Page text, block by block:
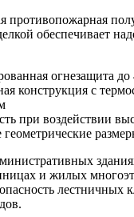
противопожарная
обеспечивает
огнезащита
конструкция с
при воздействии
и жилых
лестничных